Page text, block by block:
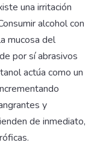
una irritación
alcohol con
mucosa del
por sí abrasivos
actúa como un
y
de inmediato,